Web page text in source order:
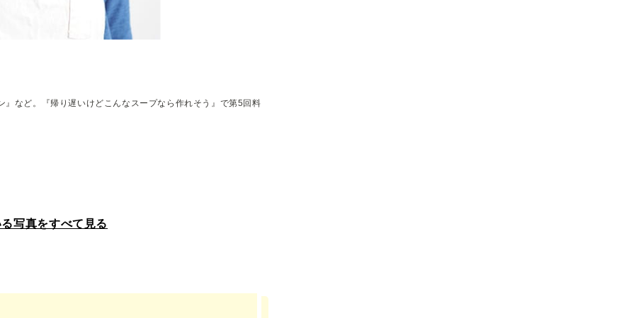
など。『帰り遅いけどこんなスープなら作れそう』で第5回料
写真をすべて見る